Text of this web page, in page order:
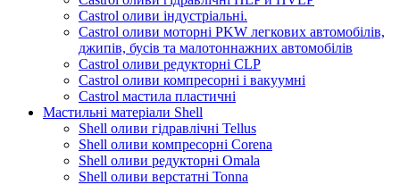
Castrol оливи індустріальні.
Castrol оливи моторні PKW легкових автомобілів,
джипів, бусів та малотоннажних автомобілів
Castrol оливи редукторні CLP
Castrol оливи компресорні і вакуумні
Castrol мастила пластичні
Мастильні матеріали Shell
Shell оливи гідравлічні Tellus
Shell оливи компресорні Corena
Shell оливи редукторні Omala
Shell оливи верстатні Tonna